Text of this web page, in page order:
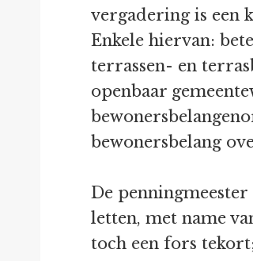
vergadering is een
Enkele hiervan:
terrassen- en
openbaar
bewonersbelang
De
letten, met name
toch een fors